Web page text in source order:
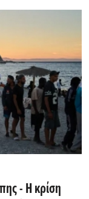
- Η κρίση